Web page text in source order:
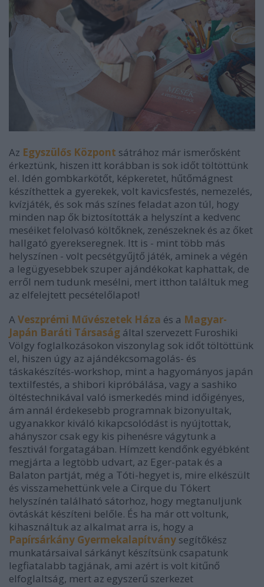
Az Egyszülős Központ sátrához már ismerősként
érkeztünk, hiszen itt korábban is sok időt töltöttünk
el. Idén gombkarkötőt, képkeretet, hűtőmágnest
készíthettek a gyerekek, volt kavicsfestés, nemezelés,
kvízjáték, és sok más színes feladat azon túl, hogy
minden nap ők biztosították a helyszínt a kedvenc
meséiket felolvasó költőknek, zenészeknek és az őket
hallgató gyerekseregnek. Itt is - mint több más
helyszínen - volt pecsétgyűjtő játék, aminek a végén
a legügyesebbek szuper ajándékokat kaphattak, de
erről nem tudunk mesélni, mert itthon találtuk meg
az elfelejtett pecsételőlapot!
AVeszprémi Művészetek Háza és a Magyar-
Japán Baráti Társaság által szervezett Furoshiki
Völgy foglalkozásokon viszonylag sok időt töltöttünk
el, hiszen úgy az ajándékcsomagolás- és
táskakészítés-workshop, mint a hagyományos japán
textilfestés, a shibori kipróbálása, vagy a sashiko
öltéstechnikával való ismerkedés mind időigényes,
ám annál érdekesebb programnak bizonyultak,
ugyanakkor kiváló kikapcsolódást is nyújtottak,
ahányszor csak egy kis pihenésre vágytunk a
fesztivál forgatagában. Hímzett kendőnk egyébként
megjárta a legtöbb udvart, az Eger-patak és a
Balaton partját, még a Tóti-hegyet is, mire elkészült
és visszamehettünk vele a Cirque du Tókert
helyszínén található sátorhoz, hogy megtanuljunk
övtáskát készíteni belőle. És ha már ott voltunk,
kihasználtuk az alkalmat arra is, hogy a
Papírsárkány Gyermekalapítvány segítőkész
munkatársaival sárkányt készítsünk csapatunk
legfiatalabb tagjának, ami azért is volt kitűnő
elfoglaltság, mert az egyszerű szerkezet